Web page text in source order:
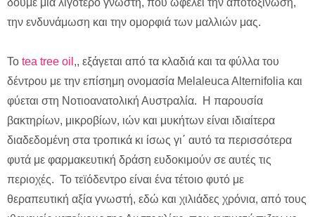
την ενδυνάμωση και την ομορφιά των μαλλιών μας.
Το tea tree oil ,, εξάγεται από τα κλαδιά και τα φύλλα του
δέντρου με την επίσημη ονομασία Melaleuca Alternifolia και
φύεται στη Νοτιοανατολική Αυστραλία. Η παρουσία
βακτηρίων, μικροβίων, ιών και μυκήτων είναι ιδιαίτερα
διαδεδομένη στα τροπικά κι ίσως γι΄ αυτό τα περισσότερα
φυτά με φαρμακευτική δράση ευδοκιμούν σε αυτές τις
περιοχές. Το τεϊόδεντρο είναι ένα τέτοιο φυτό με
θεραπευτική αξία γνωστή, εδώ και χιλιάδες χρόνια, από τους